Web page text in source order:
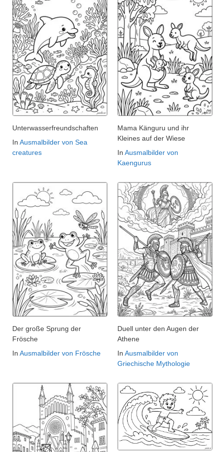
Unterwasserfreundschaften
In Ausmalbilder von Sea
creatures
Mama Känguru und ihr
Kleines auf der Wiese
In Ausmalbilder von
Kaengurus
Der große Sprung der
Frösche
In Ausmalbilder von Frösche
Duell unter den Augen der
Athene
In Ausmalbilder von
Griechische Mythologie